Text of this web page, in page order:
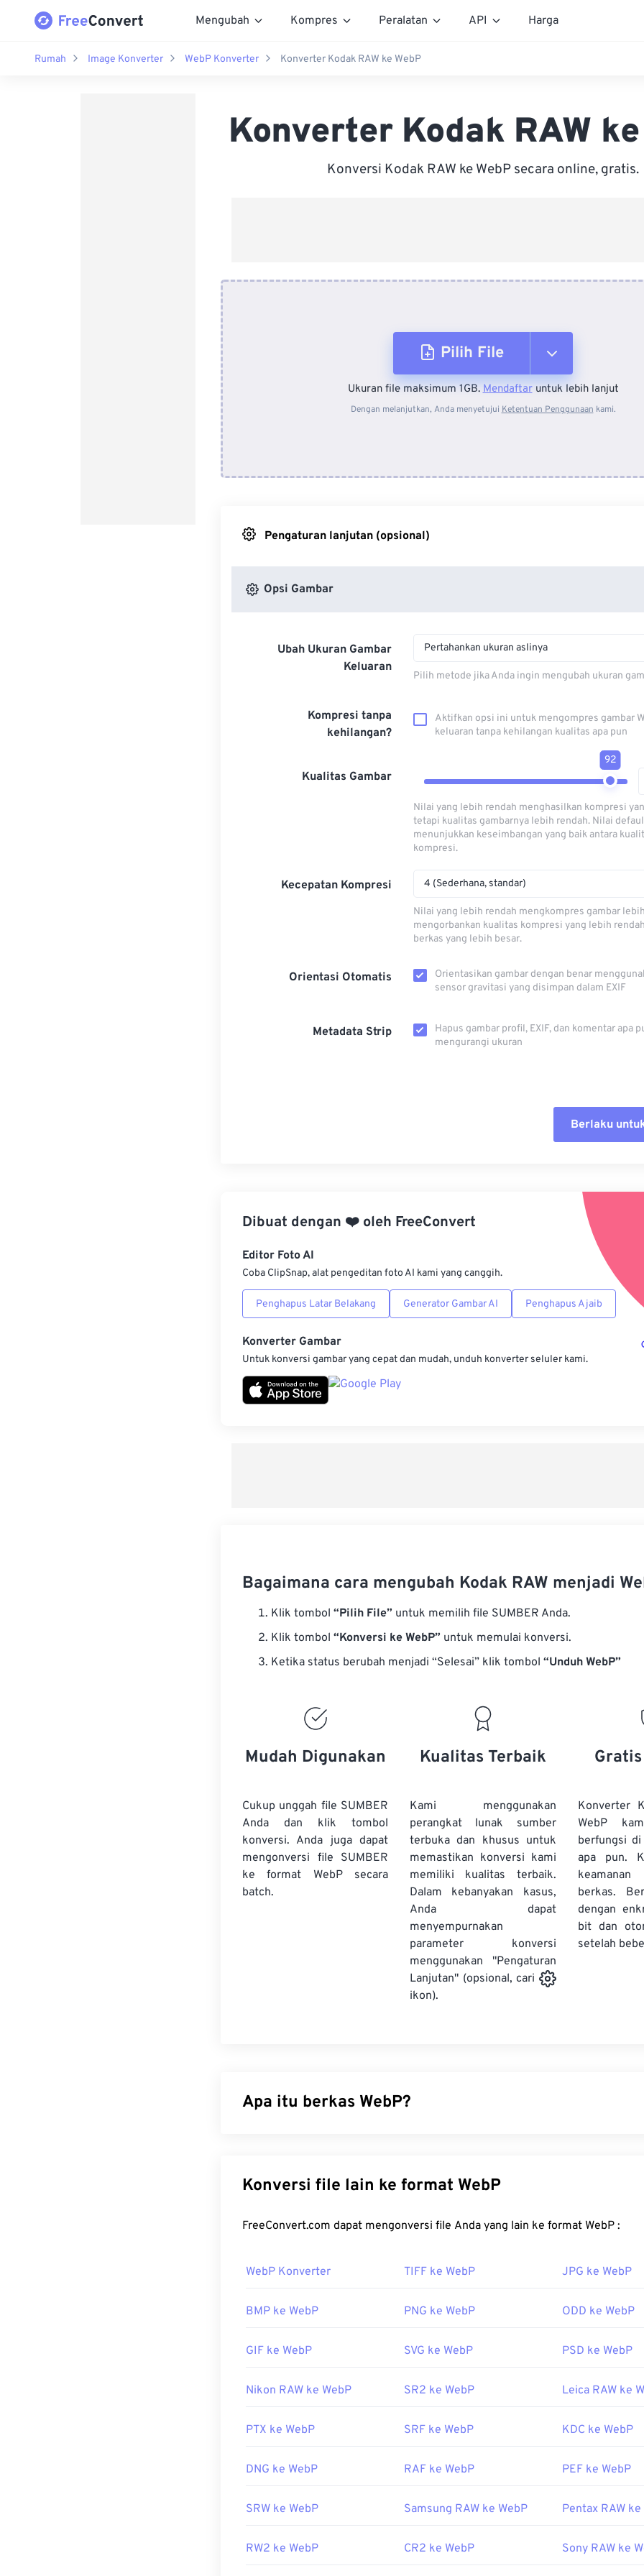
Mengubah Kompres Peralatan API Harga
Rumah Image Konverter WebP Konverter Konverter Kodak RAW ke WebP
Konverter Kodak RAW ke
Konversi Kodak RAW ke WebP secara online, gratis.
Pilih File
Dari Perangkat
Ukuran file maksimum 1GB.Mendaftaruntuk lebih lanjut
Dengan melanjutkan, Anda menyetujui Ketentuan Penggunaan kami.
Pengaturan lanjutan (opsional)
Opsi Gambar
Ubah Ukuran Gambar
Keluaran
Pertahankan ukuran aslinya
Pilih metode jika Anda ingin mengubah ukuran
Kompresi tanpa
kehilangan?
Aktifkan opsi ini untuk mengompres gambar
keluaran tanpa kehilangan kualitas apa pun
Kualitas Gambar
92
Nilai yang lebih rendah menghasilkan kompresi
tetapi kualitas gambarnya lebih rendah. Nilai
menunjukkan keseimbangan yang baik antara
kompresi.
Kecepatan Kompresi 4 (Sederhana, standar)
Nilai yang lebih rendah mengkompres gambar
mengorbankan kualitas kompresi yang lebih
berkas yang lebih besar.
Orientasi Otomatis
Orientasikan gambar dengan benar
sensor gravitasi yang disimpan dalam EXIF
Metadata Strip
Hapus gambar profil, EXIF, dan komentar apa
mengurangi ukuran
Berlaku
Dibuat dengan ❤️ oleh FreeConvert
Editor Foto AI
Coba ClipSnap, alat pengeditan foto AI kami yang canggih.
Penghapus Latar Belakang Generator Gambar AI Penghapus Ajaib
Konverter Gambar
Untuk konversi gambar yang cepat dan mudah, unduh konverter seluler kami.
Bagaimana cara mengubah Kodak RAW menjadi
Klik tombol “Pilih File” untuk memilih file SUMBER Anda.
Klik tombol “Konversi ke WebP” untuk memulai konversi.
Ketika status berubah menjadi “Selesai” klik tombol “Unduh WebP”
Mudah Digunakan
Cukup unggah file SUMBER
Anda dan klik tombol
konversi. Anda juga dapat
mengonversi file SUMBER
ke format WebP secara
batch.
Kualitas Terbaik
Kami menggunakan
perangkat lunak sumber
terbuka dan khusus untuk
memastikan konversi kami
memiliki kualitas terbaik.
Dalam kebanyakan kasus,
Anda dapat
menyempurnakan
parameter konversi
menggunakan "Pengaturan
Lanjutan" (opsional, cari
ikon).
Konverter
WebP
berfungsi
apa pun.
berkas.
dengan
bit dan
setelah
Apa itu berkas WebP?
berukuran hingga 30 persen lebih kecil daripada berkas
Graphics (PNG) , dengan kualitas visual yang serupa. Gambar WebP dimuat
Program default untuk membuka WebP adalah Google Chrome (Chrome),
Chrome, semua peramban web lain mendukung format WebP.
PaintShop Pro
. Sebelum menggunakanIrfanView Windows Photo Viewer,
Dikembangkan oleh:
Artikel Pengembang Google tentang kompresi WebP
Gunakan Pemilih Warna kami untuk memilih warna dari gambar WebP
Konversi file lain ke format WebP
FreeConvert.com dapat mengonversi file Anda yang lain ke format WebP :
WebP Konverter TIFF ke WebP JPG ke WebP
BMP ke WebP PNG ke WebP ODD ke WebP
GIF ke WebP SVG ke WebP PSD ke WebP
Nikon RAW ke WebP SR2 ke WebP Leica RAW ke
PTX ke WebP SRF ke WebP KDC ke WebP
DNG ke WebP RAF ke WebP PEF ke WebP
SRW ke WebP Samsung RAW ke WebP Pentax RAW ke
RW2 ke WebP CR2 ke WebP Sony RAW ke